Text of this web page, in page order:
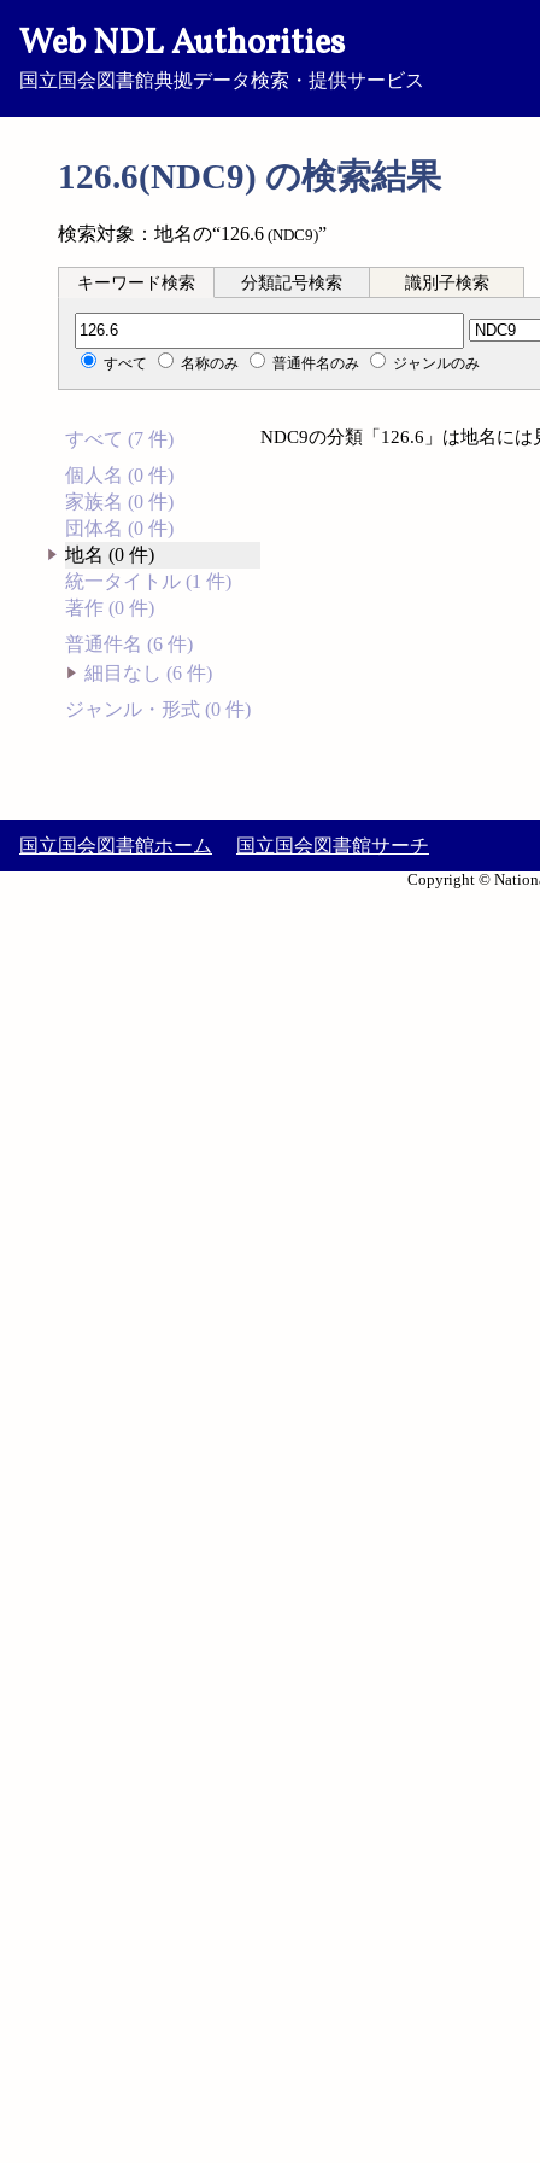
Web NDL Authorities
国立国会図書館典拠データ検索・提供サービス
126.6(NDC9) の検索結果
検索対象：地名の“126.6 (NDC9)”
キーワード検索 分類記号検索 識別子検索
分類記号検索
すべて 名称のみ 普通件名のみ ジャンルのみ
すべて (7 件)
個人名 (0 件)
家族名 (0 件)
団体名 (0 件)
地名 (0 件)
統一タイトル (1 件)
著作 (0 件)
普通件名 (6 件)
細目なし (6 件)
ジャンル・形式 (0 件)
NDC9の分類「126.6」は地名に
国立国会図書館ホーム 国立国会図書館サーチ
Copyright ©